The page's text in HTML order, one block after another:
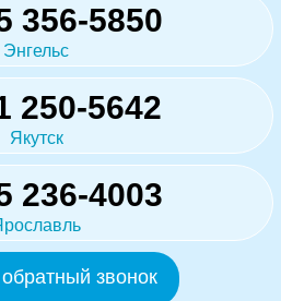
356-5850
Энгельс
250-5642
Якутск
236-4003
звонок